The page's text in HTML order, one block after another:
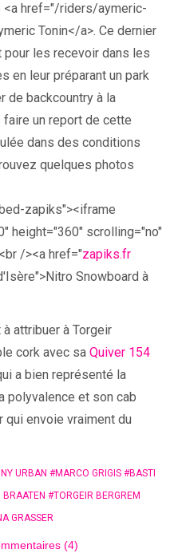
<a href="/riders/aymeric-
Tonin</a>. Ce dernier
les recevoir dans les
en leur préparant un park
de backcountry à la
un report de cette
dans des conditions
quelques photos
zapiks"><iframe
height="360" scrolling="no"
/><a href="zapiks.fr
Snowboard à
attribuer à Torgeir
cork avec sa Quiver 154
a bien représenté la
polyvalence et son cab
qui envoie vraiment du
URBAN #MARCO GRIGIS #BASTI
#TORGEIR BERGREM
GRASSER
(4)